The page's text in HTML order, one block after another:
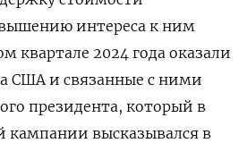
интереса к ним
квартале 2024 года оказали
США и связанные с ними
президента, который в
кампании высказывался в